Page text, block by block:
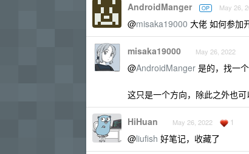
AndroidManger OP May 26,
@misaka19000 大佬 如何参加
misaka19000 May 26, 2022
@AndroidManger 是的，找一
这只是一个方向，除此之外也
HiHuan May 26, 2022 1
@liufish 好笔记，收藏了